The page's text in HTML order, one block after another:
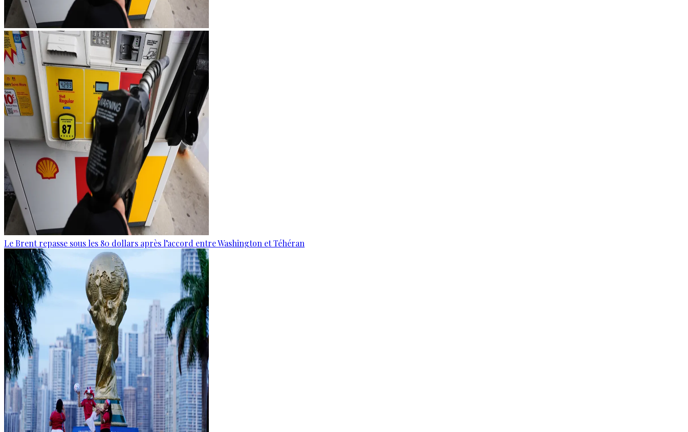
Le Brent repasse sous les 80 dollars après l’accord entre Washington et Téhéran